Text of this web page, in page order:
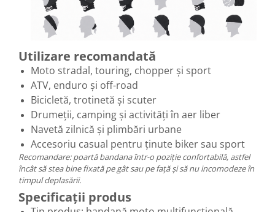
Utilizare recomandată
Moto stradal, touring, chopper și sport
ATV, enduro și off-road
Bicicletă, trotinetă și scuter
Drumeții, camping și activități în aer liber
Navetă zilnică și plimbări urbane
Accesoriu casual pentru ținute biker sau sport
Recomandare: poartă bandana într-o poziție confortabilă, astfel
încât să stea bine fixată pe gât sau pe față și să nu incomodeze în
timpul deplasării.
Specificații produs